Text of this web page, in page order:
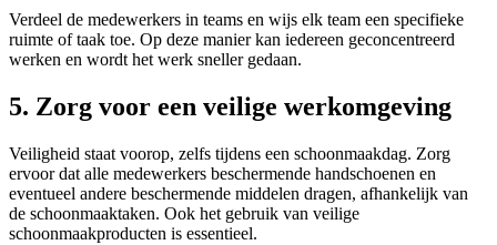
Verdeel de medewerkers in teams en wijs elk team een specifieke
ruimte of taak toe. Op deze manier kan iedereen geconcentreerd
werken en wordt het werk sneller gedaan.
5. Zorg voor een veilige werkomgeving
Veiligheid staat voorop, zelfs tijdens een schoonmaakdag. Zorg
ervoor dat alle medewerkers beschermende handschoenen en
eventueel andere beschermende middelen dragen, afhankelijk van
de schoonmaaktaken. Ook het gebruik van veilige
schoonmaakproducten is essentieel.